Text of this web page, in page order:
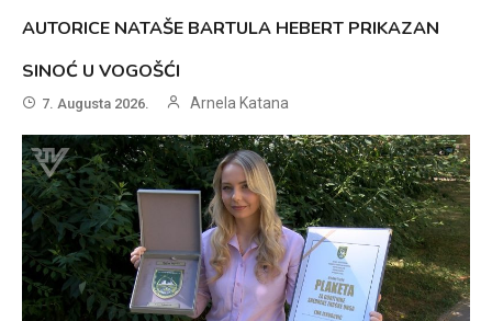
AUTORICE NATAŠE BARTULA HEBERT PRIKAZAN
SINOĆ U VOGOŠĆI
7. Augusta 2026. Arnela Katana